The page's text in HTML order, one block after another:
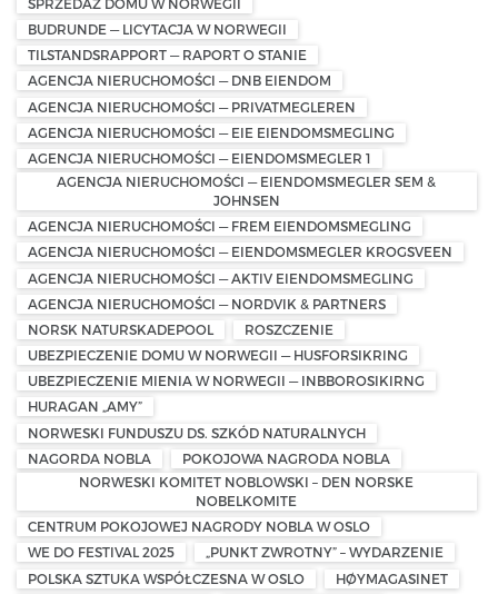
SPRZEDAŻ DOMU W NORWEGII
BUDRUNDE — LICYTACJA W NORWEGII
TILSTANDSRAPPORT — RAPORT O STANIE
AGENCJA NIERUCHOMOŚCI — DNB EIENDOM
AGENCJA NIERUCHOMOŚCI — PRIVATMEGLEREN
AGENCJA NIERUCHOMOŚCI — EIE EIENDOMSMEGLING
AGENCJA NIERUCHOMOŚCI — EIENDOMSMEGLER 1
AGENCJA NIERUCHOMOŚCI — EIENDOMSMEGLER SEM &
JOHNSEN
AGENCJA NIERUCHOMOŚCI — FREM EIENDOMSMEGLING
AGENCJA NIERUCHOMOŚCI — EIENDOMSMEGLER KROGSVEEN
AGENCJA NIERUCHOMOŚCI — AKTIV EIENDOMSMEGLING
AGENCJA NIERUCHOMOŚCI — NORDVIK & PARTNERS
NORSK NATURSKADEPOOL
ROSZCZENIE
UBEZPIECZENIE DOMU W NORWEGII — HUSFORSIKRING
UBEZPIECZENIE MIENIA W NORWEGII — INBBOROSIKIRNG
HURAGAN „AMY”
NORWESKI FUNDUSZU DS. SZKÓD NATURALNYCH
NAGORDA NOBLA
POKOJOWA NAGRODA NOBLA
NORWESKI KOMITET NOBLOWSKI – DEN NORSKE
NOBELKOMITE
CENTRUM POKOJOWEJ NAGRODY NOBLA W OSLO
WE DO FESTIVAL 2025
„PUNKT ZWROTNY” – WYDARZENIE
POLSKA SZTUKA WSPÓŁCZESNA W OSLO
HØYMAGASINET